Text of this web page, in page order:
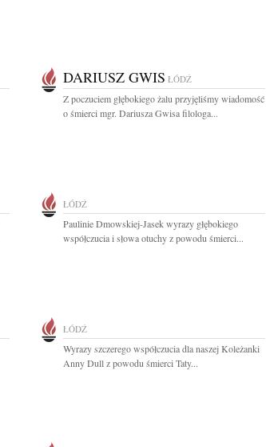
DARIUSZ GWIS ŁÓDŹ
Z poczuciem głębokiego żalu przyjęliśmy wiadomość
o śmierci mgr. Dariusza Gwisa filologa...
ŁÓDŹ
Paulinie Dmowskiej-Jasek wyrazy głębokiego
współczucia i słowa otuchy z powodu śmierci...
ŁÓDŹ
Wyrazy szczerego współczucia dla naszej Koleżanki
Anny Dull z powodu śmierci Taty...